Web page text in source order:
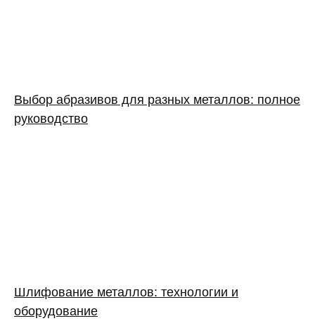
Выбор абразивов для разных металлов: полное
руководство
Шлифование металлов: технологии и
оборудование